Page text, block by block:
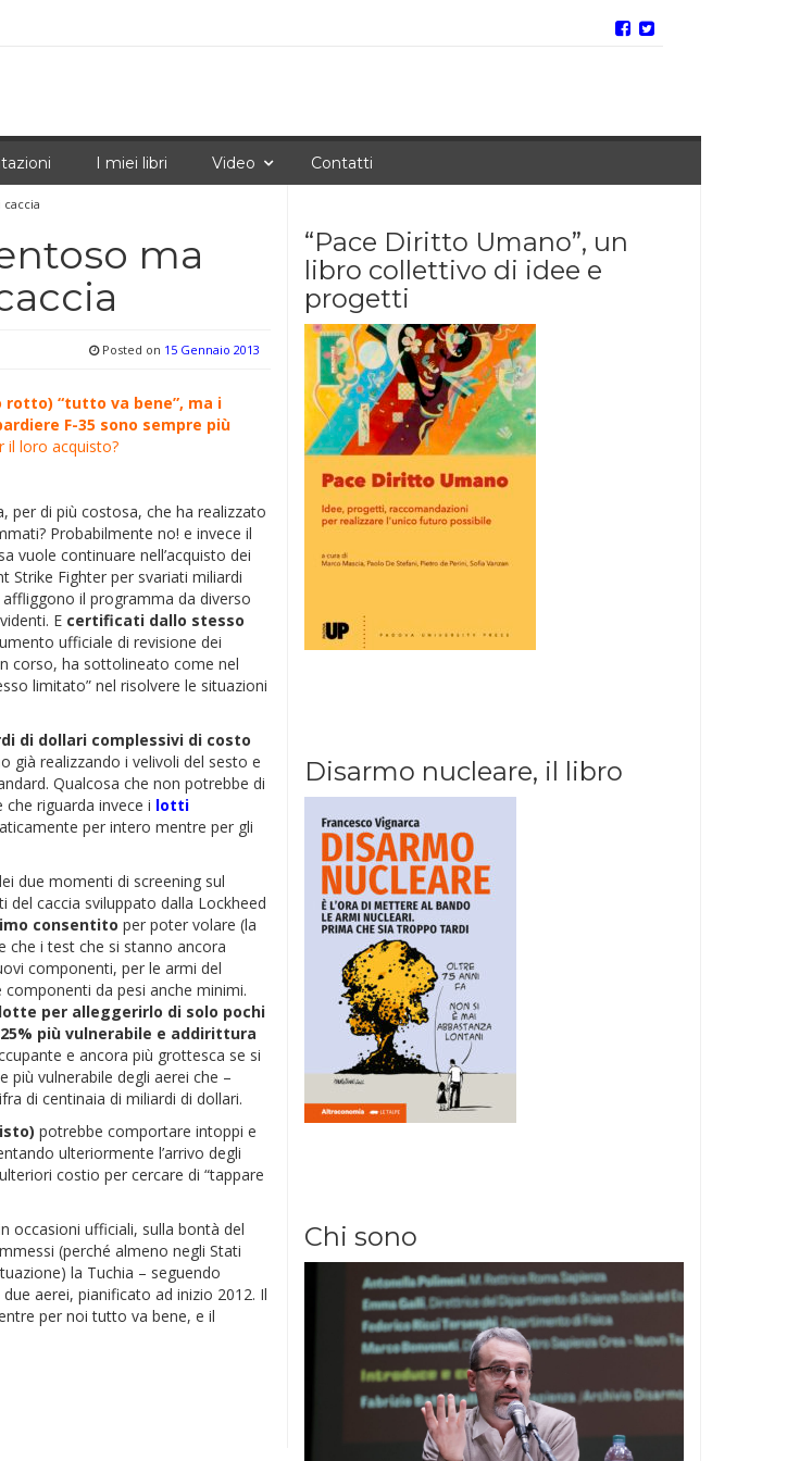
I miei libri Video Contatti
ma
Posted on 15 Gennaio 2013
“tutto va bene”, ma i
F-35 sono sempre più
il loro acquisto?
per di più costosa, che ha realizzato
Probabilmente no! e invece il
vuole continuare nell’acquisto dei
Strike Fighter per svariati miliardi
il programma da diverso
E certificati dallo stesso
ufficiale di revisione dei
corso, ha sottolineato come nel
limitato” nel risolvere le situazioni
di dollari complessivi di costo
già realizzando i velivoli del sesto e
Qualcosa che non potrebbe di
riguarda invece i lotti
per intero mentre per gli
due momenti di screening sul
caccia sviluppato dalla Lockheed
consentito per poter volare (la
che i test che si stanno ancora
componenti, per le armi del
da pesi anche minimi.
per alleggerirlo di solo pochi
più vulnerabile e addirittura
e ancora più grottesca se si
più vulnerabile degli aerei che –
di centinaia di miliardi di dollari.
potrebbe comportare intoppi e
ulteriormente l’arrivo degli
costio per cercare di “tappare
occasioni ufficiali, sulla bontà del
(perché almeno negli Stati
la Tuchia – seguendo
aerei, pianificato ad inizio 2012. Il
per noi tutto va bene, e il
“Pace Diritto Umano”, un
libro collettivo di idee e
progetti
Disarmo nucleare, il libro
Chi sono